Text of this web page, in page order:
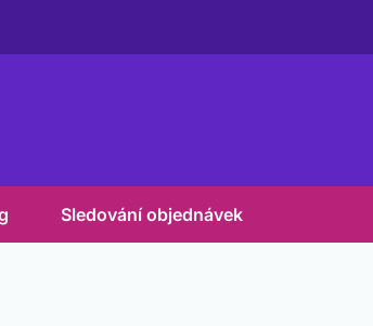
Sledování objednávek